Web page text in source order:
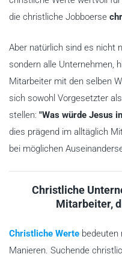
die christliche Jobboerse
Aber natürlich sind es nicht
sondern alle Unternehmen,
Mitarbeiter mit den selben
sich sowohl Vorgesetzter
stellen: "Was würde Jesus
dies prägend im alltäglich
bei möglichen
Christliche
Mitarbeiter,
Christliche Werte bedeuten
Manieren. Suchende